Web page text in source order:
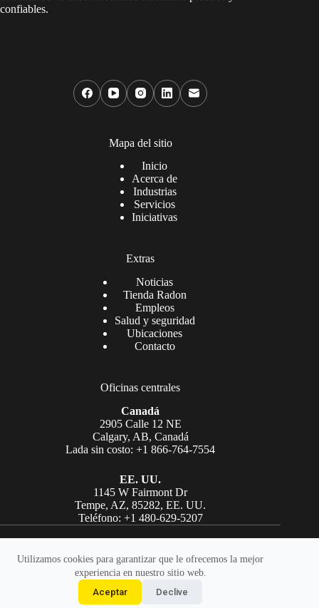
Utilizamos cookies para garantizar que le ofrecemos la mejor
experiencia en nuestro sitio web.
Aceptar
Declive
confiables.
Mapa del sitio
Inicio
Acerca de
Industrias
Servicios
Iniciativas
Extras
Noticias
Tienda Radon
Empleos
Salud y seguridad
Ubicaciones
Contacto
Oficinas centrales
Canadá
2905 Calle 12 NE
Calgary, AB, Canadá
Lada sin costo: +1 866-764-7554
EE. UU.
1145 W Fairmont Dr
Tempe, AZ, 85282, EE. UU.
Teléfono: +1 480-629-5207
reservados.
Declaración de accesibilidad
Términos de uso
Logotipo de AGAT